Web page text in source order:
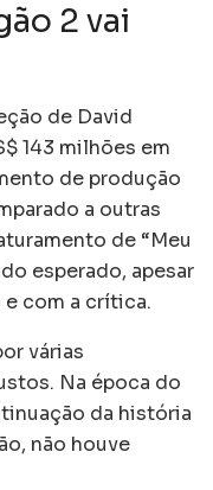
2 vai
de David
143 milhões em
de produção
a outras
de “Meu
esperado, apesar
com a crítica.
várias
Na época do
da história
não houve